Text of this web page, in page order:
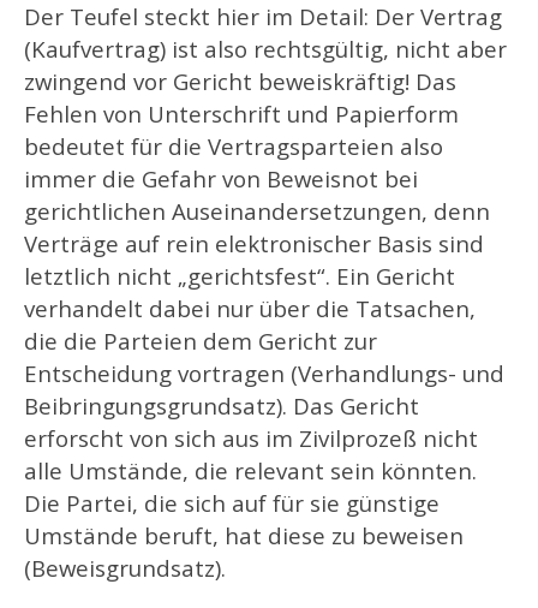
Der Teufel steckt hier im Detail: Der Vertrag
(Kaufvertrag) ist also rechtsgültig, nicht aber
zwingend vor Gericht beweiskräftig! Das
Fehlen von Unterschrift und Papierform
bedeutet für die Vertragsparteien also
immer die Gefahr von Beweisnot bei
gerichtlichen Auseinandersetzungen, denn
Verträge auf rein elektronischer Basis sind
letztlich nicht „gerichtsfest“. Ein Gericht
verhandelt dabei nur über die Tatsachen,
die die Parteien dem Gericht zur
Entscheidung vortragen (Verhandlungs- und
Beibringungsgrundsatz). Das Gericht
erforscht von sich aus im Zivilprozeß nicht
alle Umstände, die relevant sein könnten.
Die Partei, die sich auf für sie günstige
Umstände beruft, hat diese zu beweisen
(Beweisgrundsatz).